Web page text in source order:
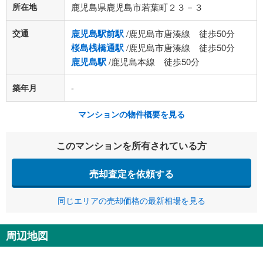
所在地 鹿児島県鹿児島市若葉町２３－３
交通 鹿児島駅前駅/鹿児島市唐湊線 徒歩50分
桜島桟橋通駅/鹿児島市唐湊線 徒歩50分
鹿児島駅/鹿児島本線 徒歩50分
築年月 -
マンションの物件概要を見る
このマンションを所有されている方
売却査定を依頼する
同じエリアの売却価格の最新相場を見る
周辺地図